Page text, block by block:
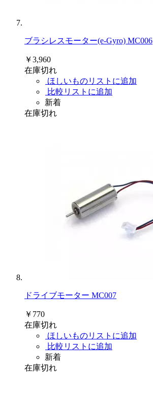
ブラシレスモーター(e-Gyro) MC006
￥3,960
在庫切れ
ほしいものリストに追加
比較リストに追加
新着
在庫切れ
ドライブモーター MC007
￥770
在庫切れ
ほしいものリストに追加
比較リストに追加
新着
在庫切れ